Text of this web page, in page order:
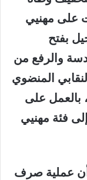
على مهنيي
بفتح
والرفع من
المنضوي
بالعمل على
فئة مهنيي
أن عملية صرف